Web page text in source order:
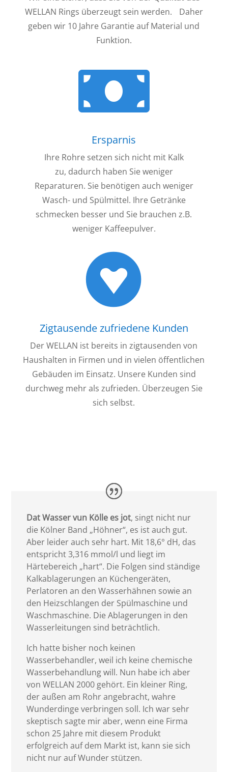
WELLAN Rings überzeugt sein werden. Daher
geben wir 10 Jahre Garantie auf Material und
Funktion.
Ersparnis
Ihre Rohre setzen sich nicht mit Kalk
zu, dadurch haben Sie weniger
Reparaturen. Sie benötigen auch weniger
Wasch- und Spülmittel. Ihre Getränke
schmecken besser und Sie brauchen z.B.
weniger Kaffeepulver.
Zigtausende zufriedene Kunden
Der WELLAN ist bereits in zigtausenden von
Haushalten in Firmen und in vielen öffentlichen
Gebäuden im Einsatz. Unsere Kunden sind
durchweg mehr als zufrieden. Überzeugen Sie
sich selbst.
Dat Wasser vun Kölle es jot, singt nicht nur
die Kölner Band „Höhner“, es ist auch gut.
Aber leider auch sehr hart. Mit 18,6° dH, das
entspricht 3,316 mmol/l und liegt im
Härtebereich „hart“. Die Folgen sind ständige
Kalkablagerungen an Küchengeräten,
Perlatoren an den Wasserhähnen sowie an
den Heizschlangen der Spülmaschine und
Waschmaschine. Die Ablagerungen in den
Wasserleitungen sind beträchtlich.
Ich hatte bisher noch keinen
Wasserbehandler, weil ich keine chemische
Wasserbehandlung will. Nun habe ich aber
von WELLAN 2000 gehört. Ein kleiner Ring,
der außen am Rohr angebracht, wahre
Wunderdinge verbringen soll. Ich war sehr
skeptisch sagte mir aber, wenn eine Firma
schon 25 Jahre mit diesem Produkt
erfolgreich auf dem Markt ist, kann sie sich
nicht nur auf Wunder stützen.